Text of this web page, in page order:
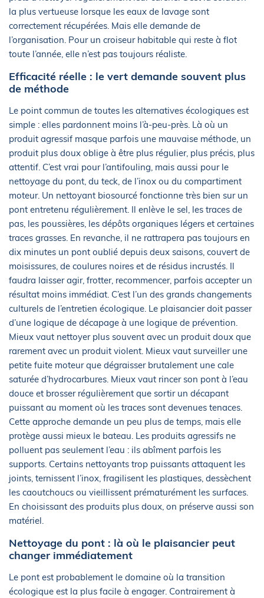
la plus vertueuse lorsque les eaux de lavage sont
correctement récupérées. Mais elle demande de
l’organisation. Pour un croiseur habitable qui reste à flot
toute l’année, elle n’est pas toujours réaliste.
Efficacité réelle : le vert demande souvent plus
de méthode
Le point commun de toutes les alternatives écologiques est
simple : elles pardonnent moins l’à-peu-près. Là où un
produit agressif masque parfois une mauvaise méthode, un
produit plus doux oblige à être plus régulier, plus précis, plus
attentif. C’est vrai pour l’antifouling, mais aussi pour le
nettoyage du pont, du teck, de l’inox ou du compartiment
moteur. Un nettoyant biosourcé fonctionne très bien sur un
pont entretenu régulièrement. Il enlève le sel, les traces de
pas, les poussières, les dépôts organiques légers et certaines
traces grasses. En revanche, il ne rattrapera pas toujours en
dix minutes un pont oublié depuis deux saisons, couvert de
moisissures, de coulures noires et de résidus incrustés. Il
faudra laisser agir, frotter, recommencer, parfois accepter un
résultat moins immédiat. C’est l’un des grands changements
culturels de l’entretien écologique. Le plaisancier doit passer
d’une logique de décapage à une logique de prévention.
Mieux vaut nettoyer plus souvent avec un produit doux que
rarement avec un produit violent. Mieux vaut surveiller une
petite fuite moteur que dégraisser brutalement une cale
saturée d’hydrocarbures. Mieux vaut rincer son pont à l’eau
douce et brosser régulièrement que sortir un décapant
puissant au moment où les traces sont devenues tenaces.
Cette approche demande un peu plus de temps, mais elle
protège aussi mieux le bateau. Les produits agressifs ne
polluent pas seulement l’eau : ils abîment parfois les
supports. Certains nettoyants trop puissants attaquent les
joints, ternissent l’inox, fragilisent les plastiques, dessèchent
les caoutchoucs ou vieillissent prématurément les surfaces.
En choisissant des produits plus doux, on préserve aussi son
matériel.
Nettoyage du pont : là où le plaisancier peut
changer immédiatement
Le pont est probablement le domaine où la transition
écologique est la plus facile à engager. Contrairement à